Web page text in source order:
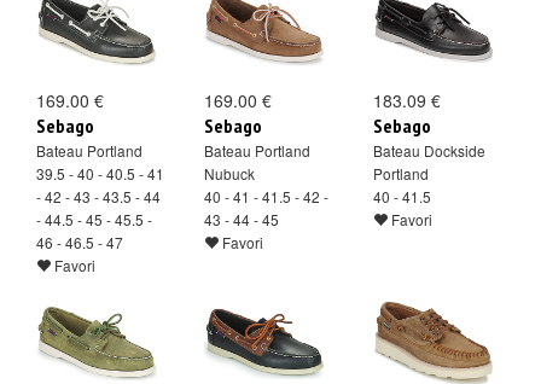
169.00 €
Sebago
Bateau Portland
39.5 - 40 - 40.5 - 41
- 42 - 43 - 43.5 - 44
- 44.5 - 45 - 45.5 -
46 - 46.5 - 47
Favori
169.00 €
Sebago
Bateau Portland
Nubuck
40 - 41 - 41.5 - 42 -
43 - 44 - 45
Favori
183.09 €
Sebago
Bateau Dockside
Portland
40 - 41.5
Favori